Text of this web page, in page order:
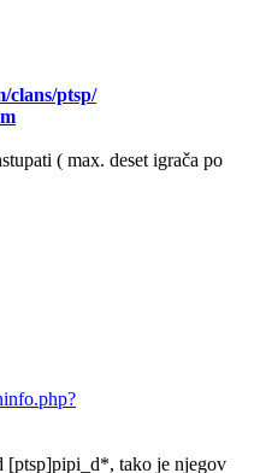
clans/ptsp/
( max. deset igrača po
[ptsp]pipi_d*, tako je njegov